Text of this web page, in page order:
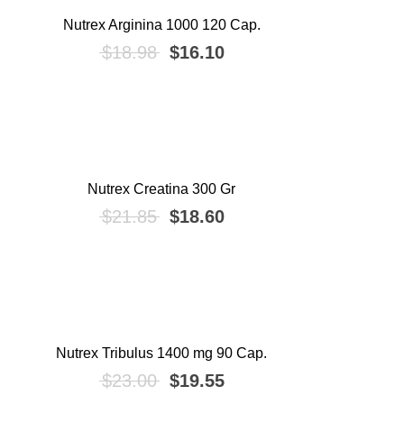
Nutrex Arginina 1000 120 Cap.
$18.98 El precio original era: $18.98.
$16.10El precio actual es:
Nutrex Creatina 300 Gr
$21.85 El precio original era: $21.85.
$18.60El precio actual es:
Nutrex Tribulus 1400 mg 90 Cap.
$23.00 El precio original era: $23.00.
$19.55El precio actual es: